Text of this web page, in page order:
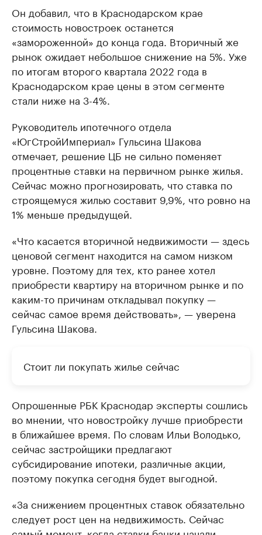
Он добавил, что в Краснодарском крае
стоимость новостроек останется
«замороженной» до конца года. Вторичный же
рынок ожидает небольшое снижение на 5%. Уже
по итогам второго квартала 2022 года в
Краснодарском крае цены в этом сегменте
стали ниже на 3-4%.
Руководитель ипотечного отдела
«ЮгСтройИмпериал» Гульсина Шакова
отмечает, решение ЦБ не сильно поменяет
процентные ставки на первичном рынке жилья.
Сейчас можно прогнозировать, что ставка по
строящемуся жилью составит 9,9%, что ровно на
1% меньше предыдущей.
«Что касается вторичной недвижимости — здесь
ценовой сегмент находится на самом низком
уровне. Поэтому для тех, кто ранее хотел
приобрести квартиру на вторичном рынке и по
каким-то причинам откладывал покупку —
сейчас самое время действовать», — уверена
Гульсина Шакова.
Стоит ли покупать жилье сейчас
Опрошенные РБК Краснодар эксперты сошлись
во мнении, что новостройку лучше приобрести
в ближайшее время. По словам Ильи Володько,
сейчас застройщики предлагают
субсидирование ипотеки, различные акции,
поэтому покупка сегодня будет выгодной.
«За снижением процентных ставок обязательно
следует рост цен на недвижимость. Сейчас